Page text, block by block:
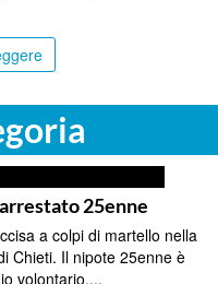
25enne
a colpi di martello nella
Chieti. Il nipote 25enne è
volontario....